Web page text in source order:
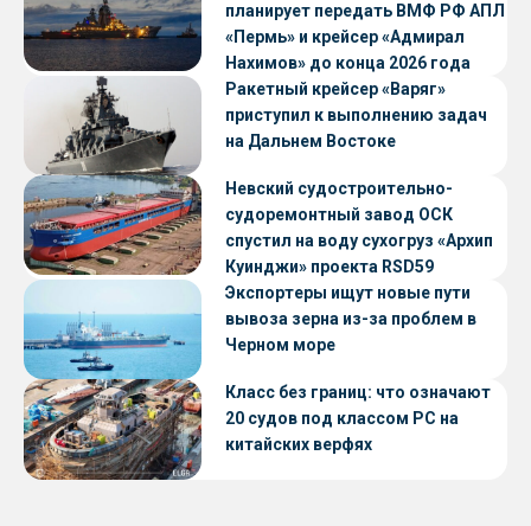
планирует передать ВМФ РФ АПЛ
«Пермь» и крейсер «Адмирал
Нахимов» до конца 2026 года
Ракетный крейсер «Варяг»
приступил к выполнению задач
на Дальнем Востоке
Невский судостроительно-
судоремонтный завод ОСК
спустил на воду сухогруз «Архип
Куинджи» проекта RSD59
Экспортеры ищут новые пути
вывоза зерна из-за проблем в
Черном море
Класс без границ: что означают
20 судов под классом РС на
китайских верфях